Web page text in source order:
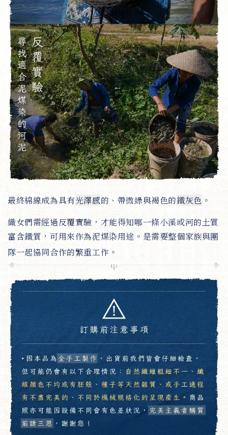
最終棉線成為具有光澤感的、帶微綠與褐色的鐵灰色 。
織女們需經過反覆實驗，才能得知哪一條小溪或河的土質
富含鐵質，可用來作為泥煤染用途。是需要整個家族與團
隊一起協同合作的繁重工作。